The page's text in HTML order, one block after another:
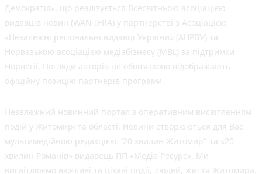
Демократія», що реалізується Всесвітньою асоціацією
видавців новин (WAN-IFRA) у партнерстві з Асоціацією
«Незалежні регіональні видавці України» (АНРВУ) та
Норвезькою асоціацією медіабізнесу (MBL) за підтримки
Норвегії. Погляди авторів не обов’язково відображають
офіційну позицію партнерів програми.
Незалежний новинний портал з оперативним висвітленням
подій у Житомирі та області. Новини створюються для Вас
мультимедійною редакцією "20 хвилин Житомир" та «20
хвилин Романів» видавець ПП «Медіа Ресурс». Ми
висвітлюємо важливі та цікаві події, людей, життя Житомира.